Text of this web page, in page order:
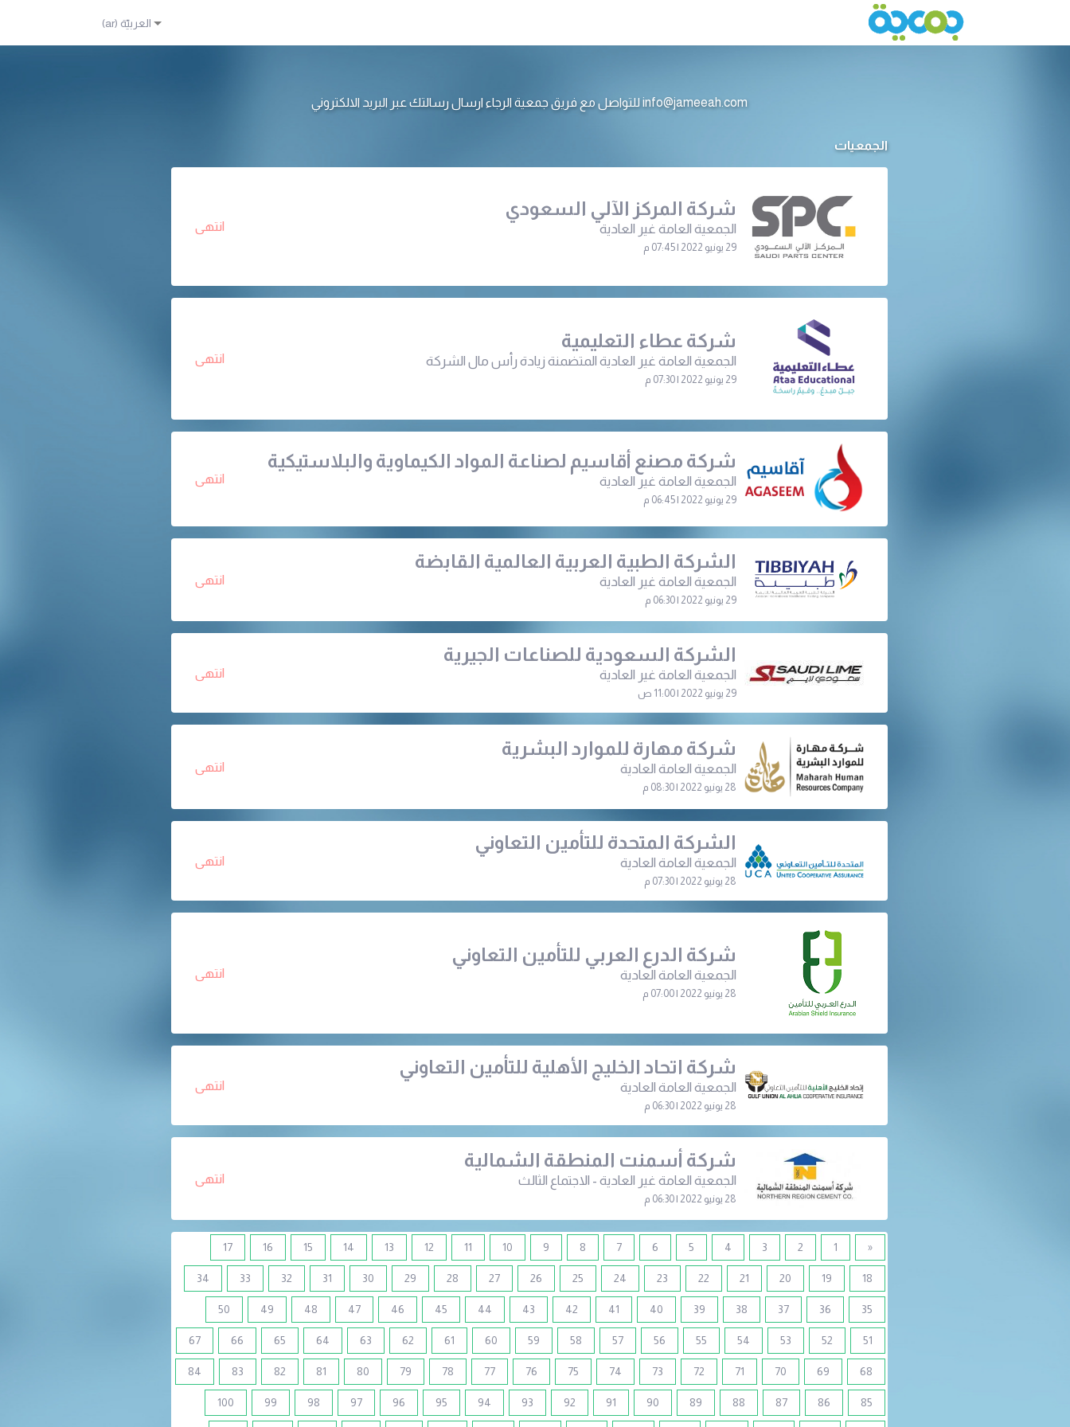
info@jameeah.com للتواصل مع فريق جمعية الرجاء ارسال رسالتك عبر البريد الالكتروني
الجمعيات
شركة المركز الآلي السعودي
الجمعية العامة غير العادية
29 يونيو 2022 | 07:45 م
انتهى
شركة عطاء التعليمية
الجمعية العامة غير العادية المتضمنة زيادة رأس مال الشركة
29 يونيو 2022 | 07:30 م
انتهى
شركة مصنع أقاسيم لصناعة المواد الكيماوية والبلاستيكية
الجمعية العامة غير العادية
29 يونيو 2022 | 06:45 م
انتهى
الشركة الطبية العربية العالمية القابضة
الجمعية العامة غير العادية
29 يونيو 2022 | 06:30 م
انتهى
الشركة السعودية للصناعات الجيرية
الجمعية العامة غير العادية
29 يونيو 2022 | 11:00 ص
انتهى
شركة مهارة للموارد البشرية
الجمعية العامة العادية
28 يونيو 2022 | 08:30 م
انتهى
الشركة المتحدة للتأمين التعاوني
الجمعية العامة العادية
28 يونيو 2022 | 07:30 م
انتهى
شركة الدرع العربي للتأمين التعاوني
الجمعية العامة العادية
28 يونيو 2022 | 07:00 م
انتهى
شركة اتحاد الخليج الأهلية للتأمين التعاوني
الجمعية العامة العادية
28 يونيو 2022 | 06:30 م
انتهى
شركة أسمنت المنطقة الشمالية
الجمعية العامة غير العادية - الاجتماع الثالث
28 يونيو 2022 | 06:30 م
انتهى
«
1
2
3
4
5
6
7
8
9
10
11
12
13
14
15
16
17
18
19
20
21
22
23
24
25
26
27
28
29
30
31
32
33
34
35
36
37
38
39
40
41
42
43
44
45
46
47
48
49
50
51
52
53
54
55
56
57
58
59
60
61
62
63
64
65
66
67
68
69
70
71
72
73
74
75
76
77
78
79
80
81
82
83
84
85
86
87
88
89
90
91
92
93
94
95
96
97
98
99
100